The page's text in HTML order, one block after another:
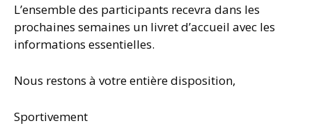
L’ensemble des participants recevra dans les
prochaines semaines un livret d’accueil avec les
informations essentielles.
Nous restons à votre entière disposition,
Sportivement